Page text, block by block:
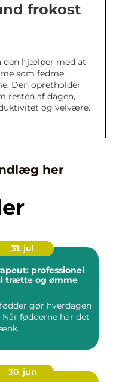
frokost
den hjælper med at
som fedme,
Den opretholder
resten af dagen,
og velvære.
her
31. jul
professionel
trætte og ømme
gør hverdagen
Når fødderne har det
30. jun